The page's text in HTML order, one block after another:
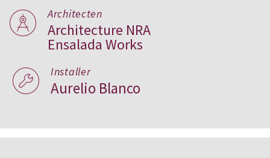
Architecten
Architecture NRA
Ensalada Works
Installer
Aurelio Blanco